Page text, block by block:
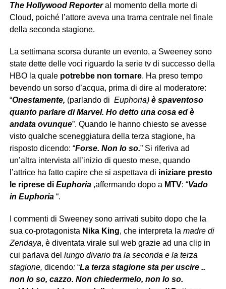
The Hollywood Reporteral momento della morte di
Cloud, poiché l’attore aveva una trama centrale nel finale
della seconda stagione.
La settimana scorsa durante un evento, a Sweeney sono
state dette delle voci riguardo la serie tv di successo della
HBO la quale potrebbe non tornare. Ha preso tempo
bevendo un sorso d’acqua, prima di dire al moderatore:
“Onestamente, (parlando di Euphoria) è spaventoso
quanto parlare di Marvel. Ho detto una cosa ed è
andata ovunque”. Quando le hanno chiesto se avesse
visto qualche sceneggiatura della terza stagione, ha
risposto dicendo: “Forse. Non lo so.” Si riferiva ad
un’altra intervista all’inizio di questo mese, quando
l’attrice ha fatto capire che si aspettava di iniziare presto
le riprese di Euphoria,affermando dopo a MTV: “Vado
in Euphoria “.
I commenti di Sweeney sono arrivati ​subito dopo che la
sua co-protagonista Nika King, che interpreta la madre di
Zendaya, è diventata virale sul web grazie ad una clip in
cui parlava del lungo divario tra la seconda e la terza
stagione, dicendo: “La terza stagione sta per uscire ..
non lo so, cazzo. Non chiedermelo, non lo so.